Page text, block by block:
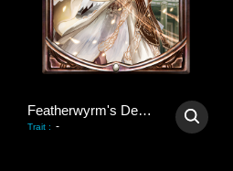
Featherwyrm's Descent
Trait : -